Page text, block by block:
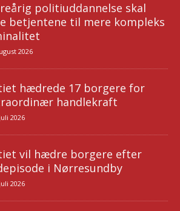
politiuddannelse skal
betjentene til mere kompleks
2026
hædrede 17 borgere for
handlekraft
2026
vil hædre borgere efter
i Nørresundby
2026